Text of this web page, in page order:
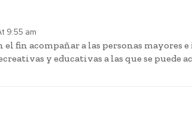
9:55 am
fin acompañar a las personas mayores
y educativas a las que se puede